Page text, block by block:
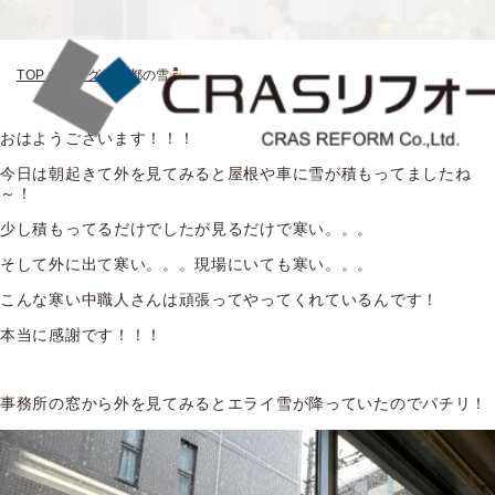
TOP> ブログ> 京都の雪
おはようございます！！！
今日は朝起きて外を見てみると屋根や車に雪が積もってましたね
～！
少し積もってるだけでしたが見るだけで寒い。。。
そして外に出て寒い。。。現場にいても寒い。。。
こんな寒い中職人さんは頑張ってやってくれているんです！
本当に感謝です！！！
事務所の窓から外を見てみるとエライ雪が降っていたのでパチリ！